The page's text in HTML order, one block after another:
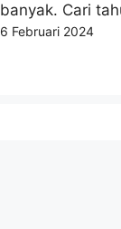
banyak. Cari
6 Februari 2024